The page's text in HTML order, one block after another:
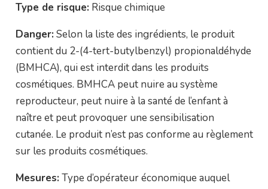
Type de risque: Risque chimique
Danger: Selon la liste des ingrédients, le produit
contient du 2-(4-tert-butylbenzyl) propionaldéhyde
(BMHCA), qui est interdit dans les produits
cosmétiques. BMHCA peut nuire au système
reproducteur, peut nuire à la santé de l’enfant à
naître et peut provoquer une sensibilisation
cutanée. Le produit n’est pas conforme au règlement
sur les produits cosmétiques.
Mesures: Type d’opérateur économique auquel